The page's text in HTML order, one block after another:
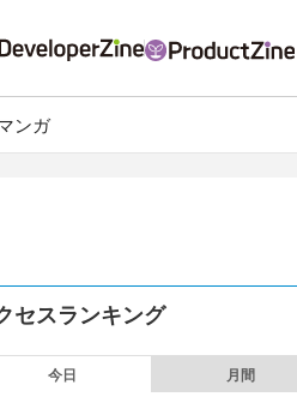
ンガ
セスランキング
今日 月間